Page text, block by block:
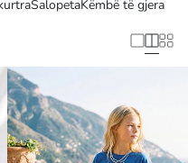
SalopetaKëmbë të gjera